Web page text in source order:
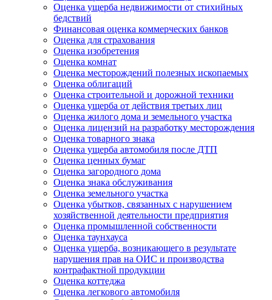
Оценка ущерба недвижимости от стихийных
бедствий
Финансовая оценка коммерческих банков
Оценка для страхования
Оценка изобретения
Оценка комнат
Оценка месторождений полезных ископаемых
Оценка облигаций
Оценка строительной и дорожной техники
Оценка ущерба от действия третьих лиц
Оценка жилого дома и земельного участка
Оценка лицензий на разработку месторождения
Оценка товарного знака
Оценка ущерба автомобиля после ДТП
Оценка ценных бумаг
Оценка загородного дома
Оценка знака обслуживания
Оценка земельного участка
Оценка убытков, связанных с нарушением
хозяйственной деятельности предприятия
Оценка промышленной собственности
Оценка таунхауса
Оценка ущерба, возникающего в результате
нарушения прав на ОИС и производства
контрафактной продукции
Оценка коттеджа
Оценка легкового автомобиля